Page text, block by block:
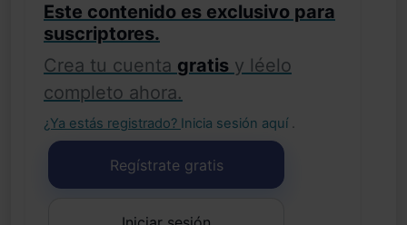
Este contenido es exclusivo para
suscriptores.
Crea tu cuenta gratis y léelo
completo ahora.
¿Ya estás registrado? Inicia sesión aquí .
Regístrate gratis